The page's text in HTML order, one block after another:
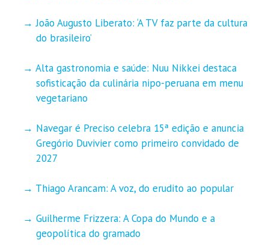
João Augusto Liberato: ‘A TV faz parte da cultura
do brasileiro’
Alta gastronomia e saúde: Nuu Nikkei destaca
sofisticação da culinária nipo-peruana em menu
vegetariano
Navegar é Preciso celebra 15ª edição e anuncia
Gregório Duvivier como primeiro convidado de
2027
Thiago Arancam: A voz, do erudito ao popular
Guilherme Frizzera: A Copa do Mundo e a
geopolítica do gramado